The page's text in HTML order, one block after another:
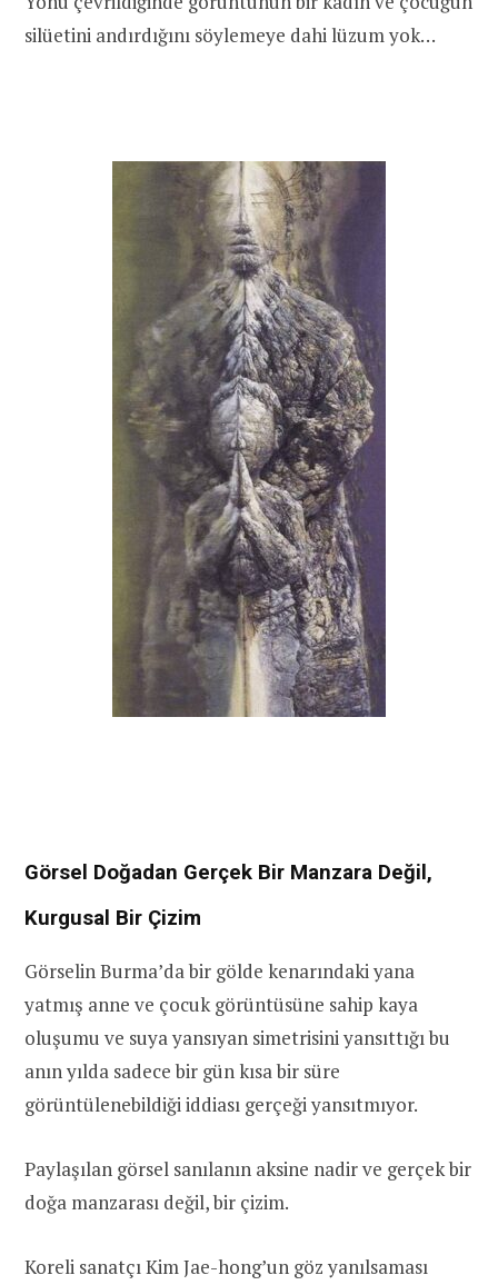
silüetini andırdığını söylemeye dahi lüzum yok…
Görsel Doğadan Gerçek Bir Manzara Değil,
Kurgusal Bir Çizim
Görselin Burma’da bir gölde kenarındaki yana
yatmış anne ve çocuk görüntüsüne sahip kaya
oluşumu ve suya yansıyan simetrisini yansıttığı bu
anın yılda sadece bir gün kısa bir süre
görüntülenebildiği iddiası gerçeği yansıtmıyor.
Paylaşılan görsel sanılanın aksine nadir ve gerçek bir
doğa manzarası değil, bir çizim.
Koreli sanatçı Kim Jae-hong’un göz yanılsaması